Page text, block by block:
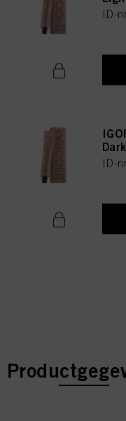
ID-
ID-
current tab:
current tab: